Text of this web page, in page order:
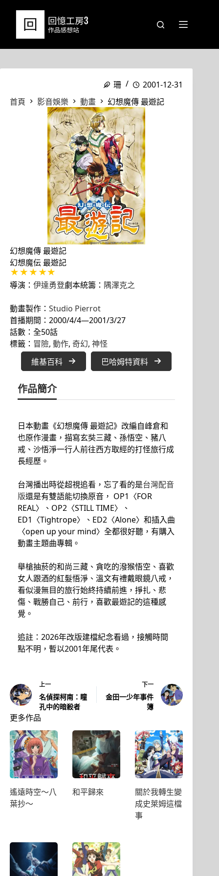
珊
2001-12-31
首頁
影音娛樂 動畫 幻想魔傳 最遊記
幻想魔傳 最遊記
幻想魔伝 最遊記
導演： 伊達勇登劇本統籌： 隅澤克之
動畫製作： Studio Pierrot
首播期間：2000/4/4—2001/3/27
話數：全50話
標籤： 冒險, 動作, 奇幻, 神怪
維基百科 巴哈姆特資料
作品簡介
日本動畫《幻想魔傳 最遊記》改編自峰倉和
也原作漫畫，描寫玄奘三藏、孫悟空、豬八
戒、沙悟淨一行人前往西方取經的打怪旅行成
長經歷。
台灣播出時從超視追看，忘了看的是台灣配音
版還是有雙語能切換原音， OP1〈FOR
REAL〉、OP2〈STILL TIME〉、
ED1〈Tightrope〉、ED2〈Alone〉和插入曲
〈open up your mind〉全都很好聽，有購入
動畫主題曲專輯。
舉槍抽菸的和尚三藏、貪吃的潑猴悟空、喜歡
女人跟酒的紅髮悟淨、溫文有禮戴眼鏡八戒，
看似漫無目的旅行始終持續前進，掙扎、悲
傷、戰勝自己、前行，喜歡最遊記的這種感
覺。
追註：2026年改版建檔紀念看過，接觸時間
點不明，暫以2001年尾代表。
上一
名偵探柯南：瞳
孔中的暗殺者
下一
金田一少年事件
簿
更多作品
遙遠時空〜八
葉抄〜
和平歸來
關於我轉生變
成史萊姆這檔
事